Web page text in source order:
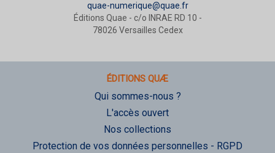
quae-numerique@quae.fr
Éditions Quae - c/o INRAE RD 10 -
78026 Versailles Cedex
ÉDITIONS QUÆ
Qui sommes-nous ?
L'accès ouvert
Nos collections
Protection de vos données personnelles - RGPD